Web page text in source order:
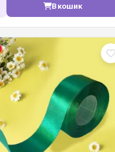
В кошик